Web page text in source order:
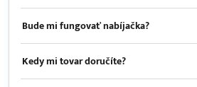
Bude mi fungovať nabíjačka?
Kedy mi tovar doručíte?